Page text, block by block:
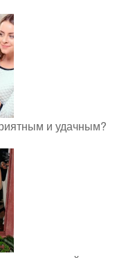
и удачным?